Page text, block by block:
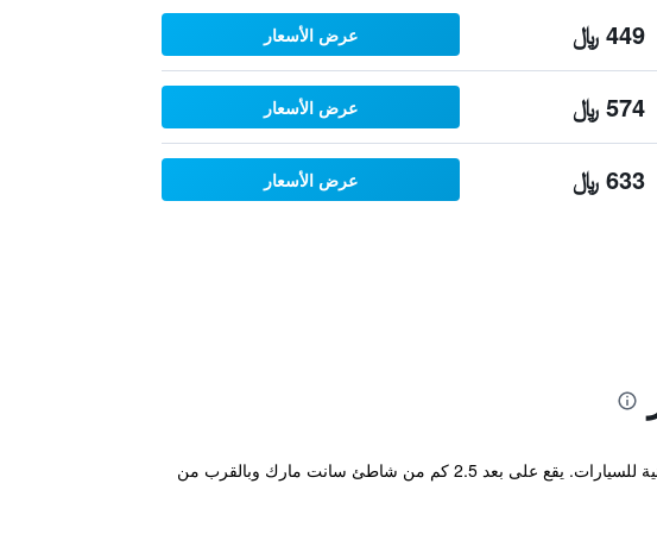
449 ﷼ عرض الأسعار
574 ﷼ عرض الأسعار
633 ﷼ عرض الأسعار
يقع Logis Hotels, Hôtel Aquilon, Saint-Nazaire على بعد 5 دقائق فقط من لا بول ويوفر مواقف مجانية للسيارات. يقع على بعد 2.5 كم من شاطئ سانت مارك وبالقرب من